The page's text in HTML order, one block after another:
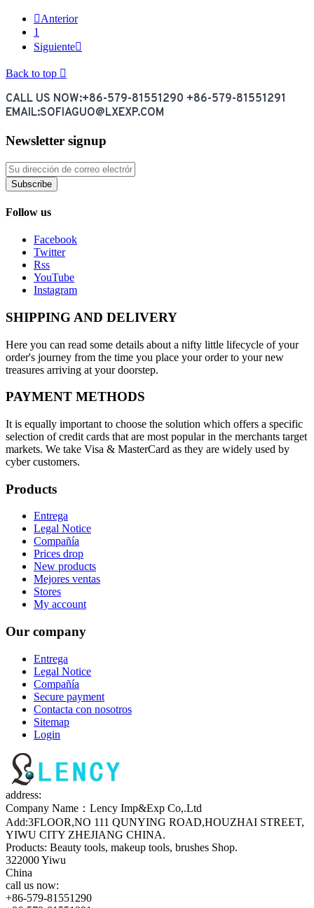
Anterior
1
Siguiente
Back to top 
CALL US NOW:+86-579-81551290 +86-579-81551291
EMAIL:SOFIAGUO@LXEXP.COM
Newsletter signup
Subscribe
Follow us
Facebook
Twitter
Rss
YouTube
Instagram
SHIPPING AND DELIVERY
Here you can read some details about a nifty little lifecycle of your
order's journey from the time you place your order to your new
treasures arriving at your doorstep.
PAYMENT METHODS
It is equally important to choose the solution which offers a specific
selection of credit cards that are most popular in the merchants target
markets. We take Visa & MasterCard as they are widely used by
cyber customers.
Products
Entrega
Legal Notice
Compañía
Prices drop
New products
Mejores ventas
Stores
My account
Our company
Entrega
Legal Notice
Compañía
Secure payment
Contacta con nosotros
Sitemap
Login
address:
Company Name：Lency Imp&Exp Co,.Ltd
Add:3FLOOR,NO 111 QUNYING ROAD,HOUZHAI STREET,
YIWU CITY ZHEJIANG CHINA.
Products: Beauty tools, makeup tools, brushes Shop.
322000 Yiwu
China
call us now:
+86-579-81551290